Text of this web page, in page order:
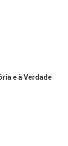
e à Verdade